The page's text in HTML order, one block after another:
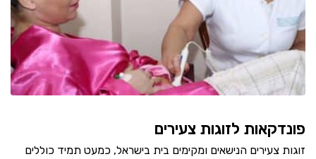
פונדקאות לזוגות צעירים
זוגות צעירים הנישאים ומקימים בית בישראל, כמעט תמיד כוללים